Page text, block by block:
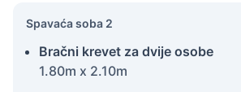
Spavaća soba 2
Bračni krevet za dvije osobe
1.80m x 2.10m